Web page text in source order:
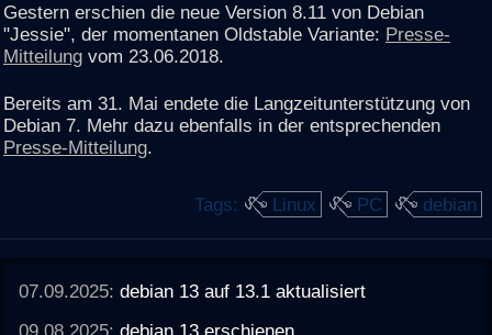
Gestern erschien die neue Version 8.11 von Debian
"Jessie", der momentanen Oldstable Variante: Presse-
Mitteilung vom 23.06.2018.
Bereits am 31. Mai endete die Langzeitunterstützung von
Debian 7. Mehr dazu ebenfalls in der entsprechenden
Presse-Mitteilung.
Tags: Linux PC debian
07.09.2025:debian 13 auf 13.1 aktualisiert
09.08.2025:debian 13 erschienen